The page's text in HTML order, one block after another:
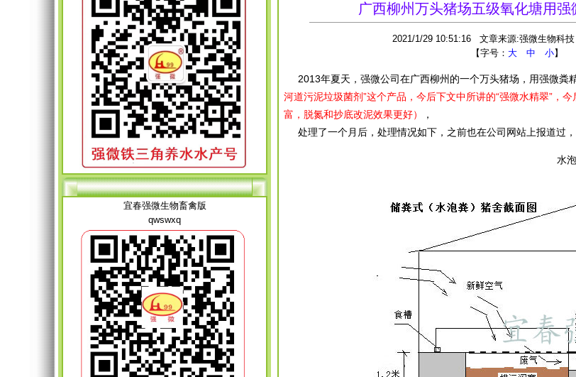
宜春强微生物畜禽版
qwswxq
广西柳州万头猪场五级氧化塘用
2021/1/29 10:51:16 文章来源:强微生物科
【字号： 大 中 小】
2013年夏天，强微公司在广西柳州的一个万头猪场，用强微粪
河道污泥垃圾菌剂”这个产品，今后下文中所讲的“强微水精翠”，
富，脱氮和抄底改泥效果更好）
，
处理了一个月后，处理情况如下，之前也在公司网站上报道过，
水